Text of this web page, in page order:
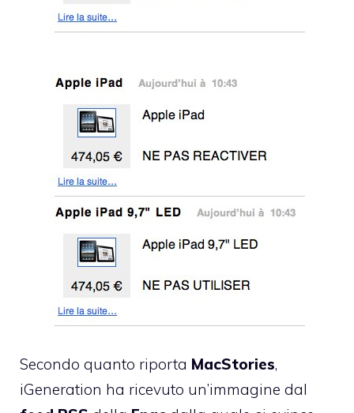
Secondo quanto riporta MacStories,
iGeneration ha ricevuto un’immagine dal